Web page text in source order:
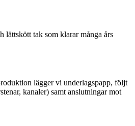
lättskött tak som klarar många års
lägger vi underlagspapp, följt
kanaler) samt anslutningar mot